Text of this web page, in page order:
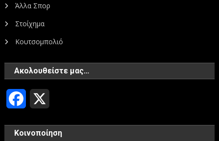
Άλλα Σπορ
Στοίχημα
Κουτσομπολιό
Ακολουθείστε μας…
Facebook
Κοινοποίηση